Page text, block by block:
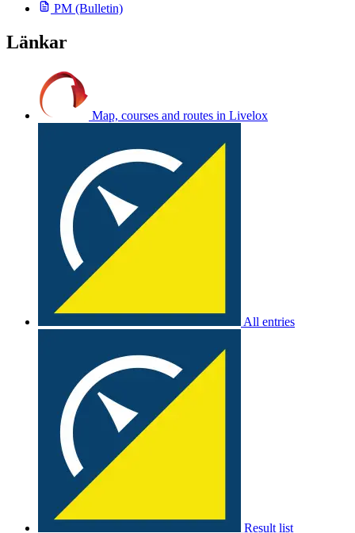
PM (Bulletin)
Länkar
Map, courses and routes in Livelox
All entries
Result list